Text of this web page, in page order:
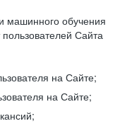
машинного обучения
Сайта
на Сайте;
на Сайте;